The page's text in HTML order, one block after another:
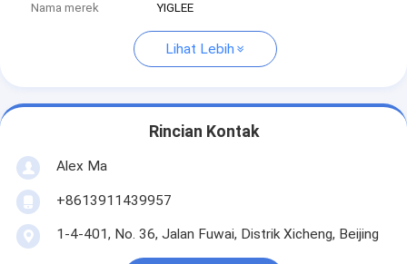
Nama merek YIGLEE
Lihat Lebih
Rincian Kontak
Alex Ma
+8613911439957
1-4-401, No. 36, Jalan Fuwai, Distrik Xicheng, Beijing